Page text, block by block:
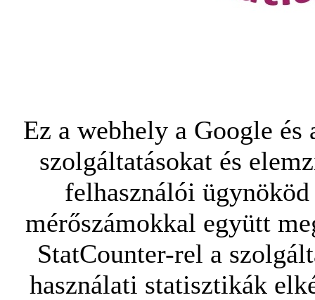
Ez a webhely a Google
szolgáltatásokat és
felhasználói
mérőszámokkal együtt
StatCounter-rel a
használati statisztikák